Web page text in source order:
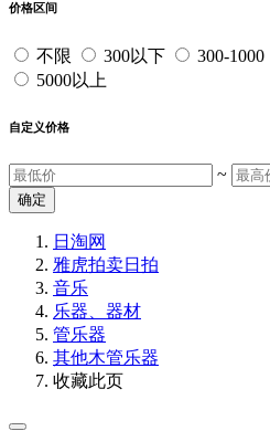
价格区间
不限 300以下 300-1000
5000以上
自定义价格
~
确定
日淘网
雅虎拍卖日拍
音乐
乐器、器材
管乐器
其他木管乐器
收藏此页